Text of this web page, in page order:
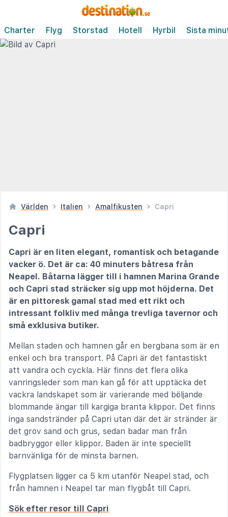
Charter Flyg Storstad Hotell Hyrbil Sista
Världen Italien Amalfikusten Capri
Capri
Capri är en liten elegant, romantisk och betagande
vacker ö. Det är ca: 40 minuters båtresa från
Neapel. Båtarna lägger till i hamnen Marina Grande
och Capri stad sträcker sig upp mot höjderna. Det
är en pittoresk gamal stad med ett rikt och
intressant folkliv med många trevliga tavernor och
små exklusiva butiker.
Mellan staden och hamnen går en bergbana som är en
enkel och bra transport. På Capri är det fantastiskt
att vandra och cyckla. Här finns det flera olika
vanringsleder som man kan gå för att upptäcka det
vackra landskapet som är varierande med böljande
blommande ängar till kargiga branta klippor. Det finns
inga sandstränder på Capri utan där det är stränder är
det grov sand och grus, sedan badar man från
badbryggor eller klippor. Baden är inte speciellt
barnvänliga för de minsta barnen.
Flygplatsen ligger ca 5 km utanför Neapel stad, och
från hamnen i Neapel tar man flygbåt till Capri.
Sök efter resor till Capri